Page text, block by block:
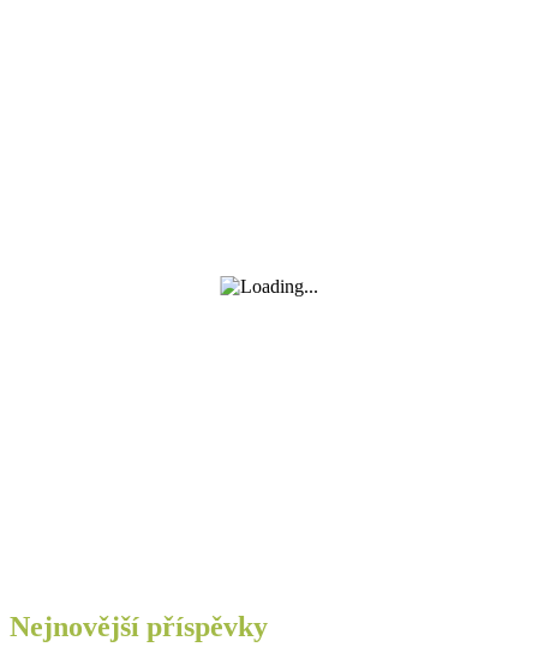
Nejnovější příspěvky